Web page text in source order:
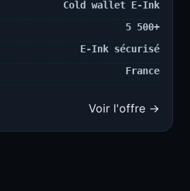
Cold wallet E-Ink
5 500+
E-Ink sécurisé
France
Voir l'offre →